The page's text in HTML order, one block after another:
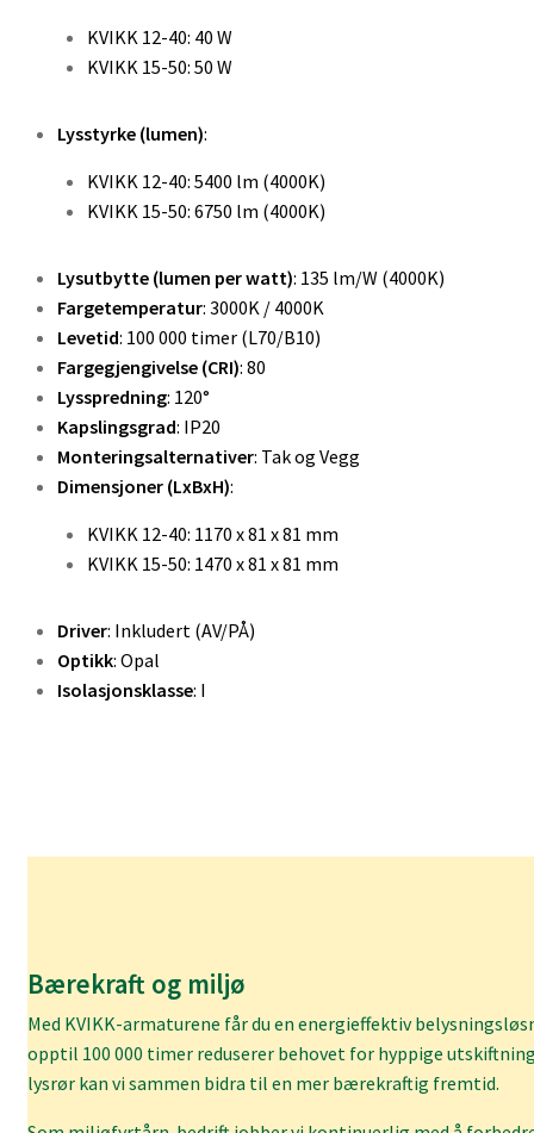
KVIKK 12-40: 40 W
KVIKK 15-50: 50 W
Lysstyrke (lumen):
KVIKK 12-40: 5400 lm (4000K)
KVIKK 15-50: 6750 lm (4000K)
Lysutbytte (lumen per watt): 135 lm/W (4000K)
Fargetemperatur: 3000K / 4000K
Levetid: 100 000 timer (L70/B10)
Fargegjengivelse (CRI): 80
Lysspredning: 120°
Kapslingsgrad: IP20
Monteringsalternativer: Tak og Vegg
Dimensjoner (LxBxH):
KVIKK 12-40: 1170 x 81 x 81 mm
KVIKK 15-50: 1470 x 81 x 81 mm
Driver: Inkludert (AV/PÅ)
Optikk: Opal
Isolasjonsklasse: I
Bærekraft og miljø
Med KVIKK-armaturene får du en energieffektiv
opptil 100 000 timer reduserer behovet for hyppige
lysrør kan vi sammen bidra til en mer bærekraftig fremtid.